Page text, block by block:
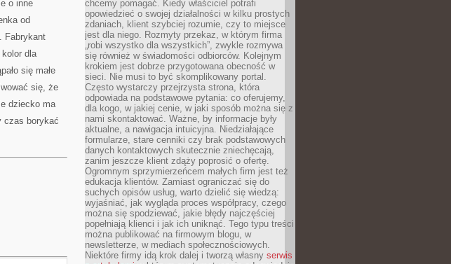
o inne
od
Fabrykant
kolor dla
się małe
się, że
dziecko ma
czas borykać
chcemy pomagać. Kiedy właściciel potrafi
opowiedzieć o swojej działalności w kilku prostych
zdaniach, klient szybciej rozumie, czy to miejsce
jest dla niego. Rozmyty przekaz, w którym firma
„robi wszystko dla wszystkich”, zwykle rozmywa
się również w świadomości odbiorców. Kolejnym
krokiem jest dobrze przygotowana obecność w
sieci. Nie musi to być skomplikowany portal.
Często wystarczy przejrzysta strona, która
odpowiada na podstawowe pytania: co oferujemy,
dla kogo, w jakiej cenie, w jaki sposób można się z
nami skontaktować. Ważne, by informacje były
aktualne, a nawigacja intuicyjna. Niedziałające
formularze, stare cenniki czy brak podstawowych
danych kontaktowych skutecznie zniechęcają,
zanim jeszcze klient zdąży poprosić o ofertę.
Ogromnym sprzymierzeńcem małych firm jest też
edukacja klientów. Zamiast ograniczać się do
suchych opisów usług, warto dzielić się wiedzą:
wyjaśniać, jak wygląda proces współpracy, czego
można się spodziewać, jakie błędy najczęściej
popełniają klienci i jak ich uniknąć. Tego typu treści
można publikować na firmowym blogu, w
newsletterze, w mediach społecznościowych.
Niektóre firmy idą krok dalej i tworzą własny serwis